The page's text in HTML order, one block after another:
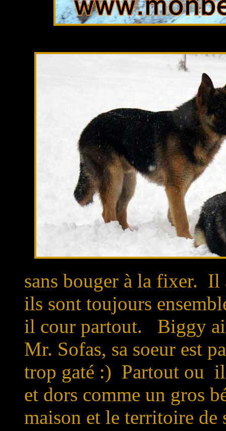
sans bouger à la fixer. Il
ils sont toujours
il cour partout. Biggy
Mr. Sofas, sa soeur est
trop gaté :) Partout ou il
et dors comme un gros
maison et le territoire de